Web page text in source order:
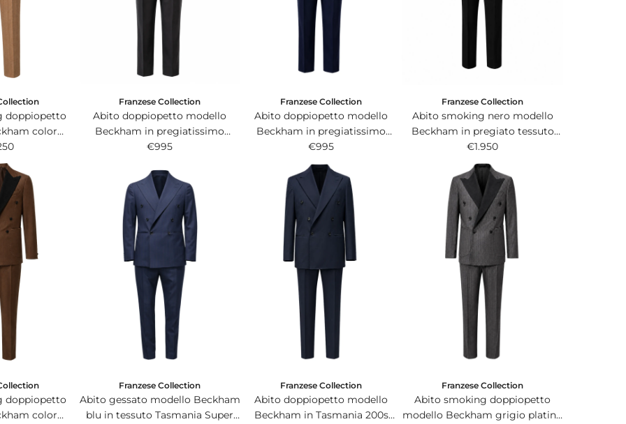
doppiopetto
color
Solaro.
Franzese Collection
Abito doppiopetto modello
Beckham in pregiatissimo
tessuto super 200s Zignone
€995
Franzese Collection
Abito doppiopetto modello
Beckham in pregiatissimo
tessuto super 200s Zignone
Event Plus blu.
€995
Franzese Collection
Abito smoking nero modello
Beckham in pregiato tessuto
Tasmanian 200s.
€1.950
doppiopetto
color
Franzese Collection
Abito gessato modello Beckham
blu in tessuto Tasmania Super
Franzese Collection
Abito doppiopetto modello
Beckham in Tasmania 200s
Franzese Collection
Abito smoking doppiopetto
modello Beckham grigio platino